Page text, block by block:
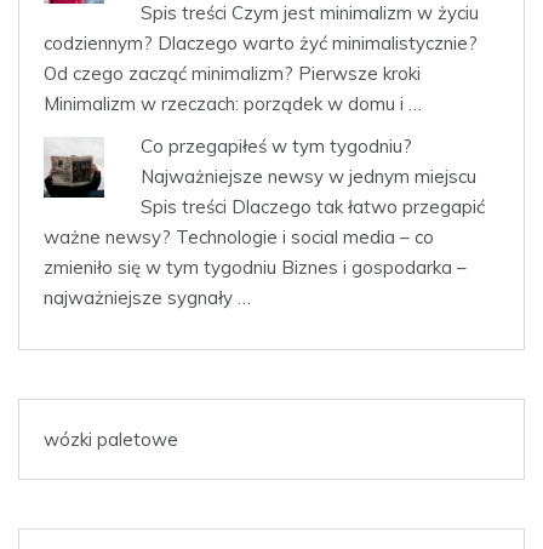
Spis treści Czym jest minimalizm w życiu
codziennym? Dlaczego warto żyć minimalistycznie?
Od czego zacząć minimalizm? Pierwsze kroki
Minimalizm w rzeczach: porządek w domu i …
Co przegapiłeś w tym tygodniu?
Najważniejsze newsy w jednym miejscu
Spis treści Dlaczego tak łatwo przegapić
ważne newsy? Technologie i social media – co
zmieniło się w tym tygodniu Biznes i gospodarka –
najważniejsze sygnały …
wózki paletowe